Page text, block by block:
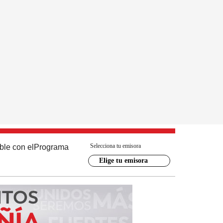
con el Programa Selecciona tu emisora
Elige tu emisora